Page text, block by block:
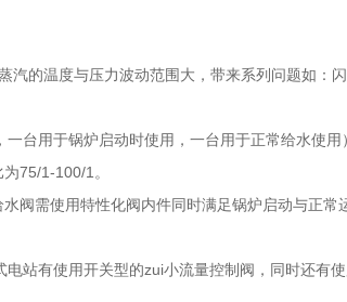
的温度与压力波动范围大，带来系列问题如：
台用于锅炉启动时使用，一台用于正常给水使用
75/1-100/1。
阀需使用特性化阀内件同时满足锅炉启动与正常
有使用开关型的zui小流量控制阀，同时还有使